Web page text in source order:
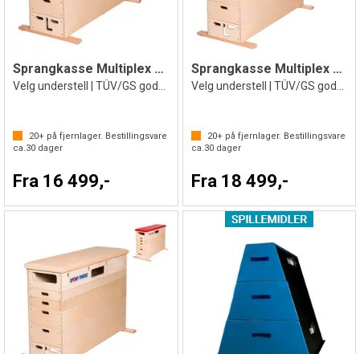
Sprangkasse Multiplex 4 delt
20+ på fjernlager. Bestillingsvare
ca.30 dager
Fra 16 499,-
Sprangkasse Multiplex 5 delt
20+på fjernlager. Bestillingsvare
ca.30dager
Fra 18 499,-